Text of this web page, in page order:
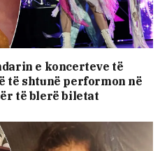
e koncerteve të
të shtunë performon në
të blerë biletat